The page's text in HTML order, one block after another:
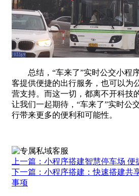
总结，“车来了”实时公交小程
客提供便捷的出行服务，也可以为
营支持。而这一切，都离不开科技
让我们一起期待，“车来了”实时公
行带来更多的便利和可能性。
上一篇：小程序搭建智慧停车场 便
下一篇：小程序搭建：快速搭建共
事项